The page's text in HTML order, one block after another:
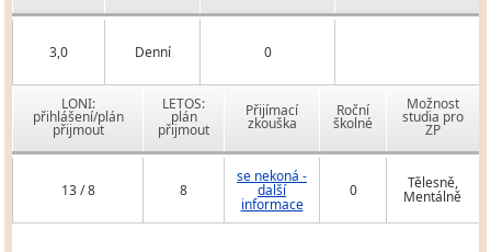
3,0 Denní 0
LONI:
přihlášení/plán
přijmout
LETOS:
plán
přijmout
Přijímací
zkouška
Roční
školné
Možnost
studia pro
ZP
13 / 8 8
se nekoná -
další
informace
0 Tělesně,
Mentálně